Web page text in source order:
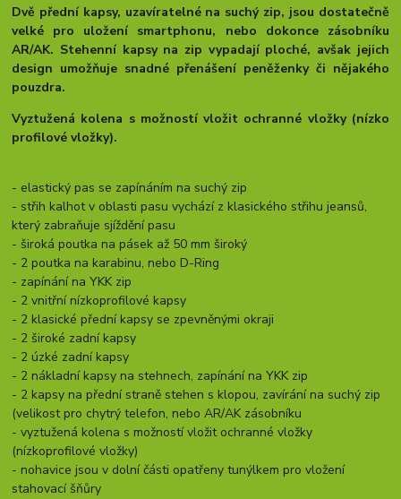
Dvě přední kapsy, uzavíratelné na suchý zip, jsou dostatečně
velké pro uložení smartphonu, nebo dokonce zásobníku
AR/AK. Stehenní kapsy na zip vypadají ploché, avšak jejich
design umožňuje snadné přenášení peněženky či nějakého
pouzdra.
Vyztužená kolena s možností vložit ochranné vložky (nízko
profilové vložky).
- elastický pas se zapínáním na suchý zip
- střih kalhot v oblasti pasu vychází z klasického střihu jeansů,
který zabraňuje sjíždění pasu
- široká poutka na pásek až 50 mm široký
- 2 poutka na karabinu, nebo D-Ring
- zapínání na YKK zip
- 2 vnitřní nízkoprofilové kapsy
- 2 klasické přední kapsy se zpevněnými okraji
- 2 široké zadní kapsy
- 2 úzké zadní kapsy
- 2 nákladní kapsy na stehnech, zapínání na YKK zip
- 2 kapsy na přední straně stehen s klopou, zavírání na suchý zip
(velikost pro chytrý telefon, nebo AR/AK zásobníku
- vyztužená kolena s možností vložit ochranné vložky
(nízkoprofilové vložky)
- nohavice jsou v dolní části opatřeny tunýlkem pro vložení
stahovací šňůry